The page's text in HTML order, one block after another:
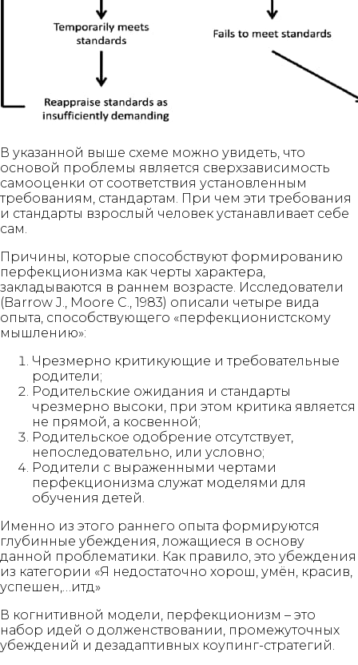
В указанной выше схеме можно увидеть, что
основой проблемы является сверхзависимость
самооценки от соответствия установленным
требованиям, стандартам. При чем эти требования
и стандарты взрослый человек устанавливает себе
сам.
Причины, которые способствуют формированию
перфекционизма как черты характера,
закладываются в раннем возрасте. Исследователи
(Barrow J., Moore C., 1983) описали четыре вида
опыта, способствующего «перфекционистскому
мышлению»:
Чрезмерно критикующие и требовательные
родители;
Родительские ожидания и стандарты
чрезмерно высоки, при этом критика является
не прямой, а косвенной;
Родительское одобрение отсутствует,
непоследовательно, или условно;
Родители с выраженными чертами
перфекционизма служат моделями для
обучения детей.
Именно из этого раннего опыта формируются
глубинные убеждения, ложащиеся в основу
данной проблематики. Как правило, это убеждения
из категории «Я недостаточно хорош, умён, красив,
успешен,…итд»
В когнитивной модели, перфекционизм – это
набор идей о долженствовании, промежуточных
убеждений и дезадаптивных коупинг-стратегий.